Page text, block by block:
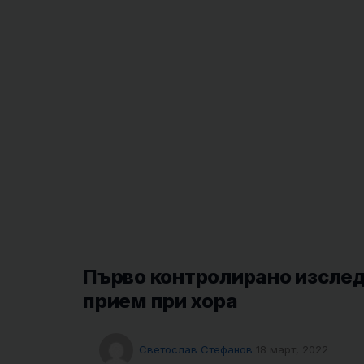
Първо контролирано
прием при хора
Светослав Стефанов 18 март, 2022